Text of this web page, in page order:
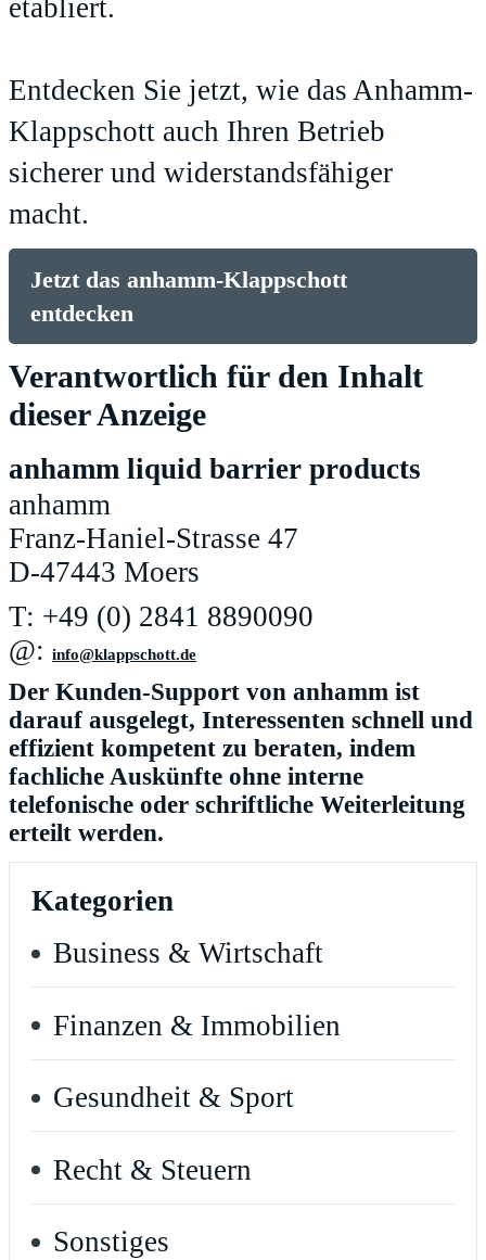
etabliert.
Entdecken Sie jetzt, wie das Anhamm-
Klappschott auch Ihren Betrieb
sicherer und widerstandsfähiger
macht.
Jetzt das anhamm-Klappschott
entdecken
Verantwortlich für den Inhalt
dieser Anzeige
anhamm liquid barrier products
anhamm
Franz-Haniel-Strasse 47
D-47443 Moers
T: +49 (0) 2841 8890090
@: ed.ttohcsppalk@ofni
Der Kunden-Support von anhamm ist
darauf ausgelegt, Interessenten schnell und
effizient kompetent zu beraten, indem
fachliche Auskünfte ohne interne
telefonische oder schriftliche Weiterleitung
erteilt werden.
Kategorien
Business & Wirtschaft
Finanzen & Immobilien
Gesundheit & Sport
Recht & Steuern
Sonstiges